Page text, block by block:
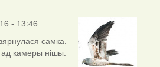
- 13:46
самка.
ад камеры нішы.